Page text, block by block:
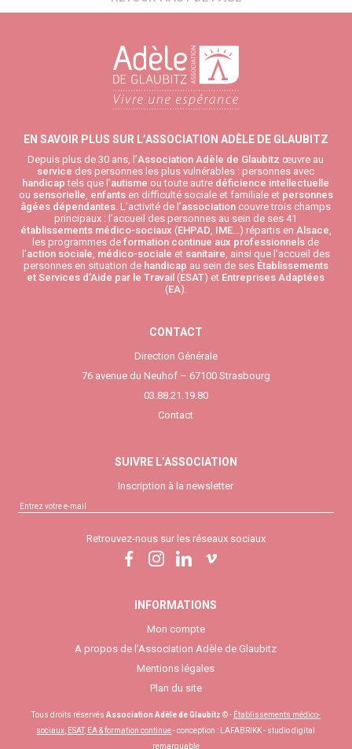
EN SAVOIR PLUS SUR L’ASSOCIATION ADÈLE DE GLAUBITZ
Depuis plus de 30 ans, l’Association Adèle de Glaubitz œuvre au
service des personnes les plus vulnérables : personnes avec
handicap tels que l’autisme ou toute autre déficience intellectuelle
ou sensorielle enfants en difficulté sociale et familiale et personnes
âgées dépendantes . L’activité de l’association couvre trois champs
principaux : l’accueil des personnes au sein de ses 41
établissements médico-sociaux (EHPAD IME …) répartis en Alsace
les programmes deformation continue aux professionnels de
l’action sociale médico-sociale et sanitaire , ainsi que l’accueil des
personnes en situation de handicap au sein de ses Établissements
et Services d’Aide par le Travail (ESAT) et Entreprises Adaptées
(EA).
CONTACT
Direction Générale
76 avenue du Neuhof – 67100 Strasbourg
03.88.21.19.80
Contact
SUIVRE L’ASSOCIATION
Inscription à la newsletter
Retrouvez-nous sur les réseaux sociaux
INFORMATIONS
Mon compte
A propos de l’Association Adèle de Glaubitz
Mentions légales
Plan du site
Tous droits réservés Association Adèle de Glaubitz © - Établissements médico-
sociaux, ESAT, EA & formation continue- conception : LAFABRIKK - studio digital
remarquable